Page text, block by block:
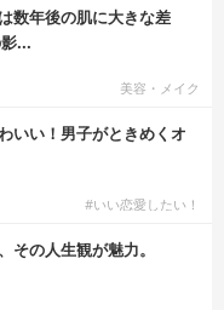
数年後の肌に大きな差
...
美容・メイク
いい！男子がときめくオ
#いい恋愛したい！
その人生観が魅力。